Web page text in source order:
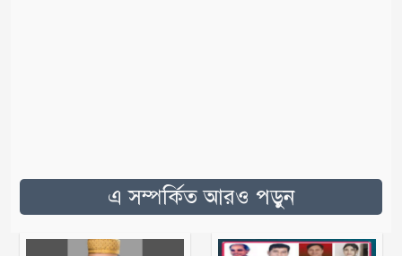
এ সম্পর্কিত আরও পড়ুন